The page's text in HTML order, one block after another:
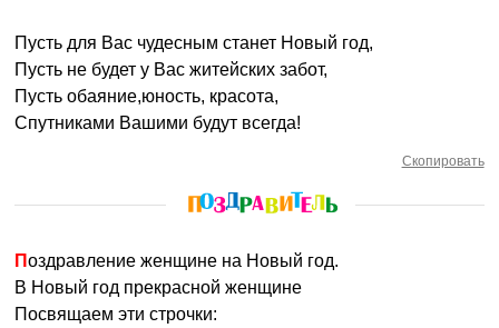
Пусть для Вас чудесным станет Новый год,
Пусть не будет у Вас житейских забот,
Пусть обаяние,юность, красота,
Спутниками Вашими будут всегда!
Скопировать
Поздравление женщине на Новый год.
В Новый год прекрасной женщине
Посвящаем эти строчки: